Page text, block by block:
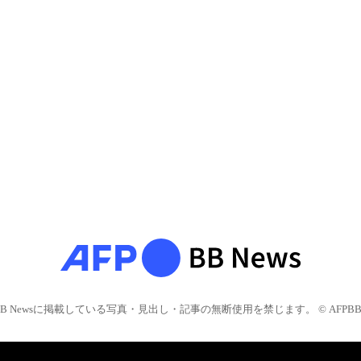
Newsに掲載している写真・見出し・記事の無断使用を禁じます。 © AFPBB